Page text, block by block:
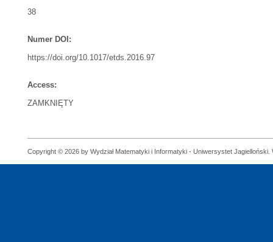
38
Numer DOI:
https://doi.org/10.1017/etds.2016.97
Access:
ZAMKNIĘTY
Copyright © 2026 by Wydział Matematyki i Informatyki - Uniwersystet